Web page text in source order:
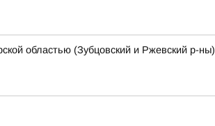
областью (Зубцовский и Ржевский р-ны)